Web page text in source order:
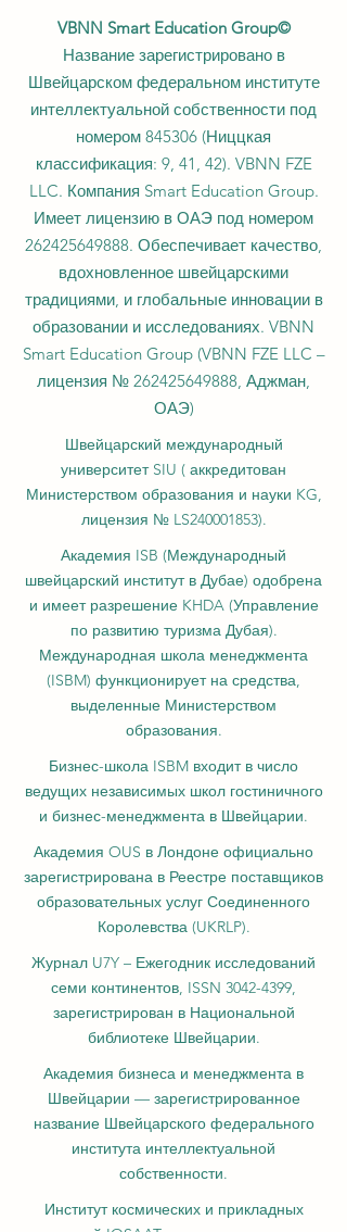
VBNN Smart Education Group©
Название зарегистрировано в
Швейцарском федеральном институте
интеллектуальной собственности под
номером 845306 (Ниццкая
классификация: 9, 41, 42). VBNN FZE
LLC. Компания Smart Education Group.
Имеет лицензию в ОАЭ под номером
262425649888. Обеспечивает качество,
вдохновленное швейцарскими
традициями, и глобальные инновации в
образовании и исследованиях. VBNN
Smart Education Group (VBNN FZE LLC –
лицензия № 262425649888, Аджман,
ОАЭ)
Швейцарский международный
университет SIU ( аккредитован
Министерством образования и науки KG,
лицензия № LS240001853).
Академия ISB (Международный
швейцарский институт в Дубае) одобрена
и имеет разрешение KHDA (Управление
по развитию туризма Дубая).
Международная школа менеджмента
(ISBM) функционирует на средства,
выделенные Министерством
образования.
Бизнес-школа ISBM входит в число
ведущих независимых школ гостиничного
и бизнес-менеджмента в Швейцарии.
Академия OUS в Лондоне официально
зарегистрирована в Реестре поставщиков
образовательных услуг Соединенного
Королевства (UKRLP).
Журнал U7Y – Ежегодник исследований
семи континентов, ISSN 3042-4399,
зарегистрирован в Национальной
библиотеке Швейцарии.
Академия бизнеса и менеджмента в
Швейцарии — зарегистрированное
название Швейцарского федерального
института интеллектуальной
собственности.
Институт космических и прикладных